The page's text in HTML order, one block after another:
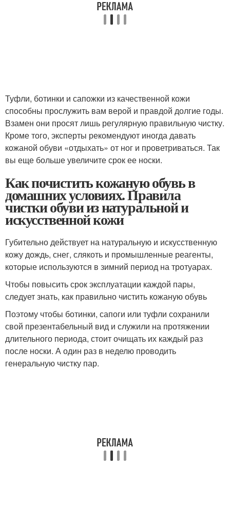
Туфли, ботинки и сапожки из качественной кожи
способны прослужить вам верой и правдой долгие годы.
Взамен они просят лишь регулярную правильную чистку.
Кроме того, эксперты рекомендуют иногда давать
кожаной обуви «отдыхать» от ног и проветриваться. Так
вы еще больше увеличите срок ее носки.
Как почистить кожаную обувь в
домашних условиях. Правила
чистки обуви из натуральной и
искусственной кожи
Губительно действует на натуральную и искусственную
кожу дождь, снег, слякоть и промышленные реагенты,
которые используются в зимний период на тротуарах.
Чтобы повысить срок эксплуатации каждой пары,
следует знать, как правильно чистить кожаную обувь
Поэтому чтобы ботинки, сапоги или туфли сохранили
свой презентабельный вид и служили на протяжении
длительного периода, стоит очищать их каждый раз
после носки. А один раз в неделю проводить
генеральную чистку пар.